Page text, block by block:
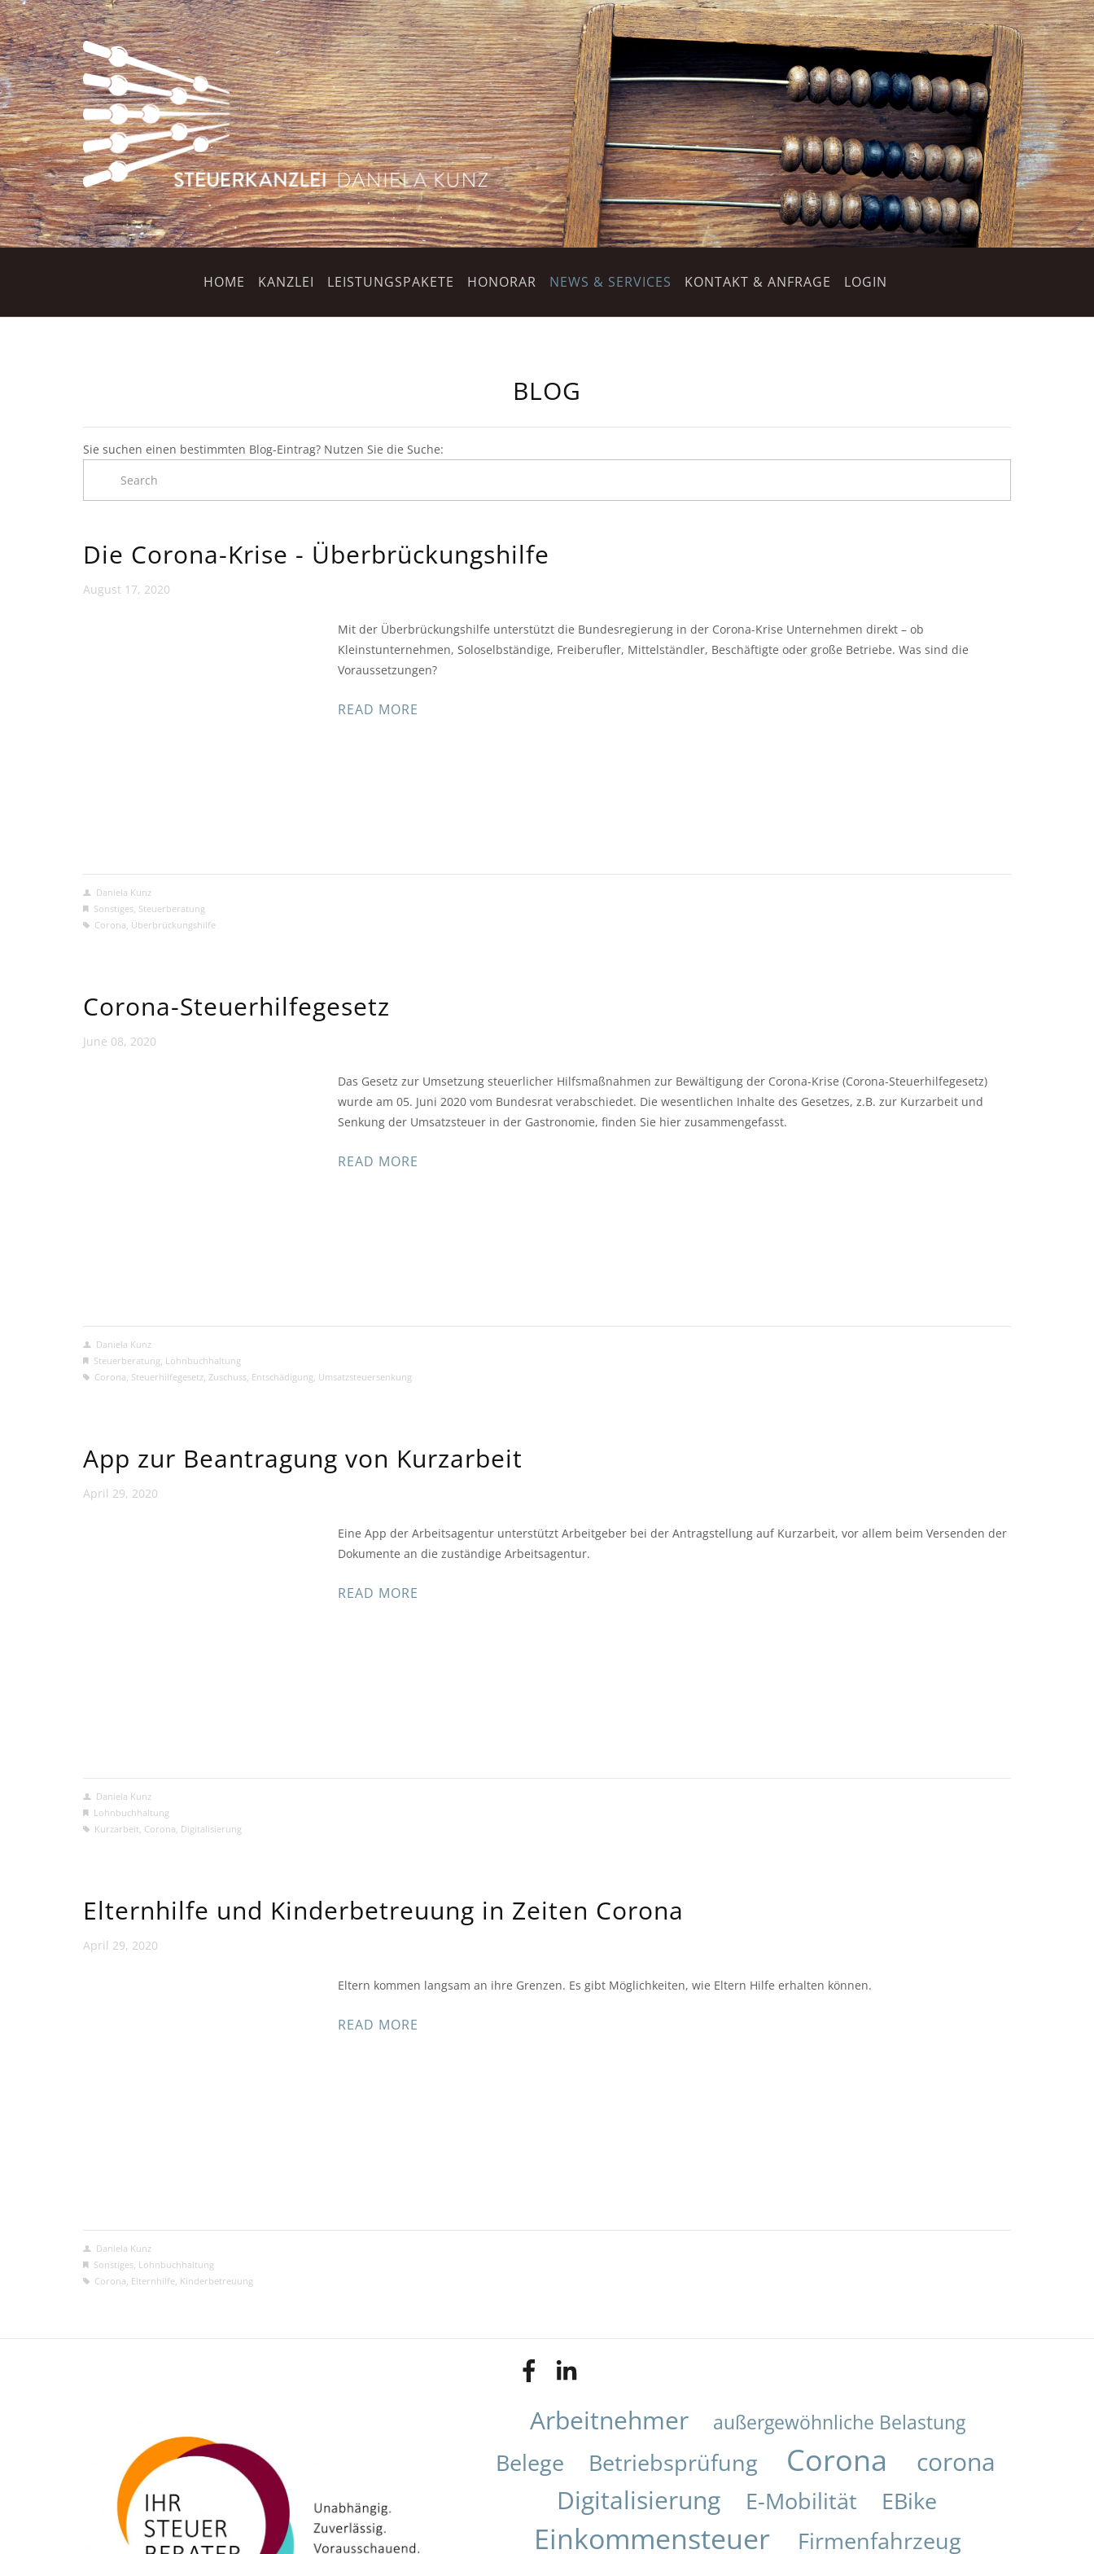
HOME KANZLEI LEISTUNGSPAKETE HONORAR NEWS & SERVICES KONTAKT & ANFRAGE LOGIN
BLOG
Sie suchen einen bestimmten Blog-Eintrag? Nutzen Sie die Suche:
Die Corona-Krise - Überbrückungshilfe
August 17, 2020
Mit der Überbrückungshilfe unterstützt die Bundesregierung in der Corona-Krise Unternehmen direkt – ob
Kleinstunternehmen, Soloselbständige, Freiberufler, Mittelständler, Beschäftigte oder große Betriebe. Was sind die
Voraussetzungen?
READ MORE
Daniela Kunz
Sonstiges, Steuerberatung
Corona, Überbrückungshilfe
Corona-Steuerhilfegesetz
June 08, 2020
Das Gesetz zur Umsetzung steuerlicher Hilfsmaßnahmen zur Bewältigung der Corona-Krise (Corona-Steuerhilfegesetz)
wurde am 05. Juni 2020 vom Bundesrat verabschiedet. Die wesentlichen Inhalte des Gesetzes, z.B. zur Kurzarbeit und
Senkung der Umsatzsteuer in der Gastronomie, finden Sie hier zusammengefasst.
READ MORE
Daniela Kunz
Steuerberatung, Lohnbuchhaltung
Corona, Steuerhilfegesetz, Zuschuss, Entschädigung, Umsatzsteuersenkung
App zur Beantragung von Kurzarbeit
April 29, 2020
Eine App der Arbeitsagentur unterstützt Arbeitgeber bei der Antragstellung auf Kurzarbeit, vor allem beim Versenden der
Dokumente an die zuständige Arbeitsagentur.
READ MORE
Daniela Kunz
Lohnbuchhaltung
Kurzarbeit, Corona, Digitalisierung
Elternhilfe und Kinderbetreuung in Zeiten Corona
April 29, 2020
Eltern kommen langsam an ihre Grenzen. Es gibt Möglichkeiten, wie Eltern Hilfe erhalten können.
READ MORE
Daniela Kunz
Sonstiges, Lohnbuchhaltung
Corona, Elternhilfe, Kinderbetreuung
Arbeitnehmer außergewöhnliche Belastung
Belege Betriebsprüfung Corona
corona
Digitalisierung
E-Mobilität EBike
Einkommensteuer Firmenfahrzeug